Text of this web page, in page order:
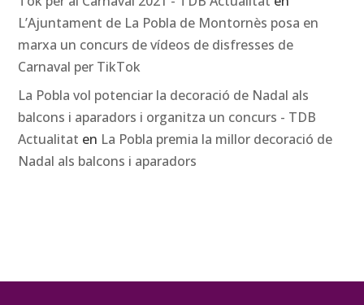
L’Ajuntament de La Pobla de Montornès posa en
marxa un concurs de vídeos de disfresses de
Carnaval per TikTok
La Pobla vol potenciar la decoració de Nadal als
balcons i aparadors i organitza un concurs - TDB
Actualitat en La Pobla premia la millor decoració de
Nadal als balcons i aparadors